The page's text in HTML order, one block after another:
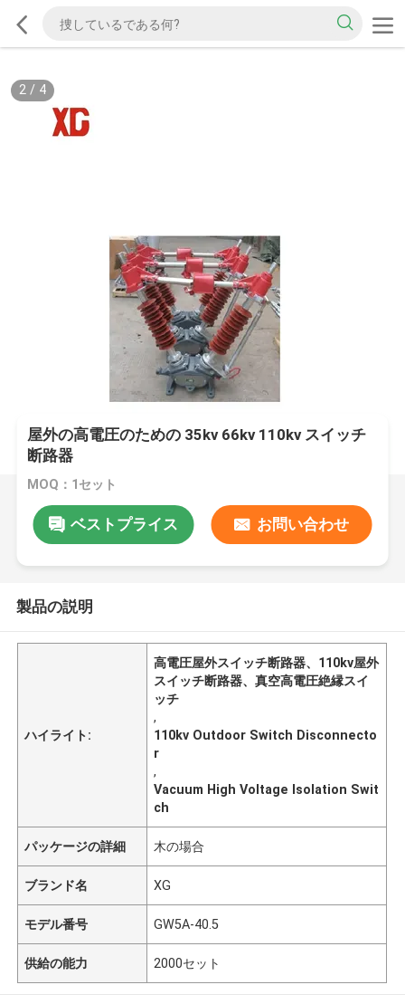
2/ 4
屋外の高電圧のための 35kv 66kv 110kv スイッチ
断路器
MOQ：1セット
ベストプライス お問い合わせ
製品の説明
ハイライト:
高電圧屋外スイッチ断路器、110kv屋外
スイッチ断路器、真空高電圧絶縁スイ
ッチ
,
110kv Outdoor Switch Disconnecto
r
,
Vacuum High Voltage Isolation Swit
ch
パッケージの詳細 木の場合
ブランド名 XG
モデル番号 GW5A-40.5
供給の能力 2000セット